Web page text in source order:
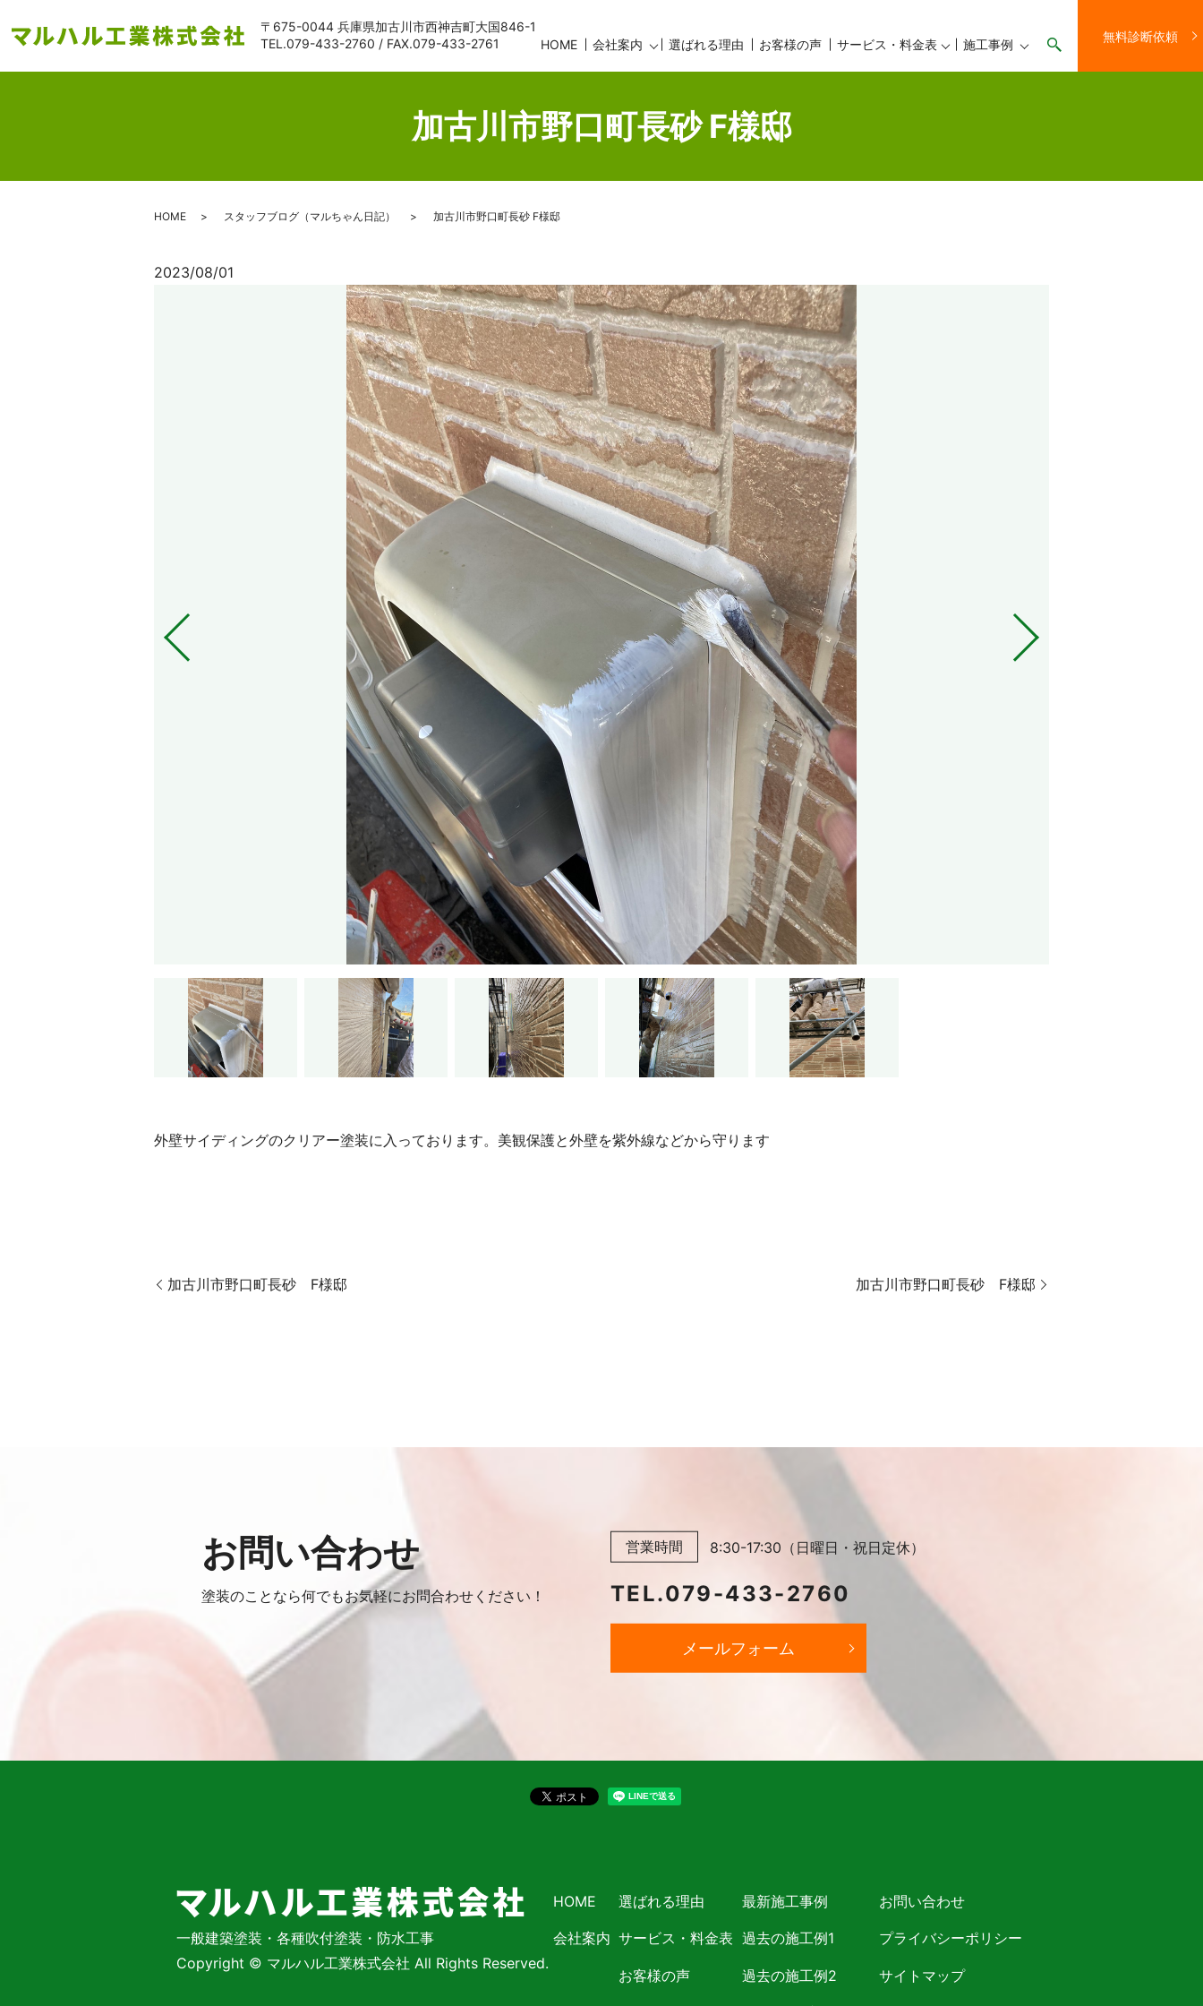
HOME 会社案内 選ばれる理由 お客様の声 サービス・料金表 施工事例
〒675-0044 兵庫県加古川市西神吉町大国846-1
TEL.079-433-2760 / FAX.079-433-2761 無料診断依頼
加古川市野口町長砂 F様邸
HOME スタッフブログ（マルちゃん日記） 加古川市野口町長砂 F様邸
2023/08/01
外壁サイディングのクリアー塗装に入っております。美観保護と外壁を紫外線などから守ります
加古川市野口町長砂 F様邸 加古川市野口町長砂 F様邸
お問い合わせ
塗装のことなら何でもお気軽にお問合わせください！
営業時間 8:30-17:30（日曜日・祝日定休）
TEL.079-433-2760
メールフォーム
HOME
会社案内
選ばれる理由
サービス・料金表
お客様の声
最新施工事例
過去の施工例1
過去の施工例2
お問い合わせ
プライバシーポリシー
サイトマップ
一般建築塗装・各種吹付塗装・防水工事
Copyright © マルハル工業株式会社 All Rights Reserved.